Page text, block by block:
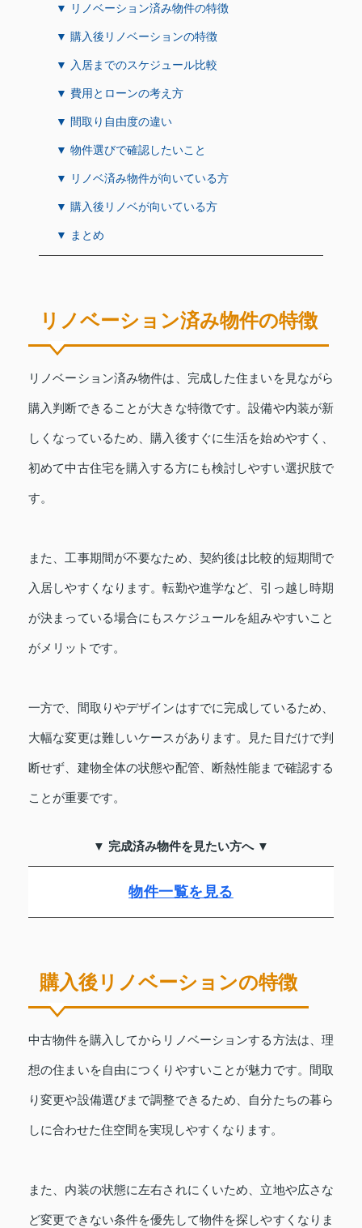
▼ リノベーション済み物件の特徴
▼ 購入後リノベーションの特徴
▼ 入居までのスケジュール比較
▼ 費用とローンの考え方
▼ 間取り自由度の違い
▼ 物件選びで確認したいこと
▼ リノベ済み物件が向いている方
▼ 購入後リノベが向いている方
▼ まとめ
リノベーション済み物件の特徴
リノベーション済み物件は、完成した住まいを見ながら
購入判断できることが大きな特徴です。設備や内装が新
しくなっているため、購入後すぐに生活を始めやすく、
初めて中古住宅を購入する方にも検討しやすい選択肢で
す。
また、工事期間が不要なため、契約後は比較的短期間で
入居しやすくなります。転勤や進学など、引っ越し時期
が決まっている場合にもスケジュールを組みやすいこと
がメリットです。
一方で、間取りやデザインはすでに完成しているため、
大幅な変更は難しいケースがあります。見た目だけで判
断せず、建物全体の状態や配管、断熱性能まで確認する
ことが重要です。
▼ 完成済み物件を見たい方へ ▼
物件一覧を見る
購入後リノベーションの特徴
中古物件を購入してからリノベーションする方法は、理
想の住まいを自由につくりやすいことが魅力です。間取
り変更や設備選びまで調整できるため、自分たちの暮ら
しに合わせた住空間を実現しやすくなります。
また、内装の状態に左右されにくいため、立地や広さな
ど変更できない条件を優先して物件を探しやすくなりま